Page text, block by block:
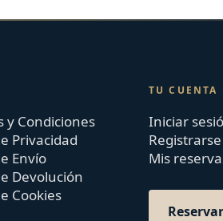
y Condiciones
Privacidad
Envío
Devolución
Cookies
TU CUENTA
Iniciar
Registrarse
Mis